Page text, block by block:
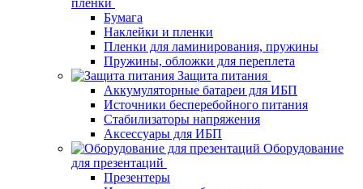
Бумага
Наклейки и пленки
Пленки для ламинирования, пружины
Пружины, обложки для переплета
Защита питания
Аккумуляторные батареи для ИБП
Источники бесперебойного питания
Стабилизаторы напряжения
Аксессуары для ИБП
Оборудование
для презентаций
Презентеры